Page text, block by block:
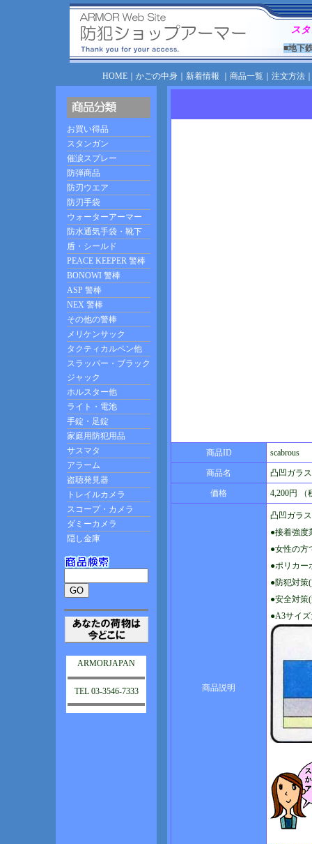
ス
■地下
HOME｜ かごの中身｜ 新着情報 商品一覧｜ 注文方法
ARMORJAPAN
TEL 03-3546-7333
商品ID scabrous
商品名 凸凹ガラ
価格 4,200円 （
商品説明
凸凹ガラ
●接着強度
●女性の方
●ポリカー
●防犯対策
●安全対策
●A3サイズ